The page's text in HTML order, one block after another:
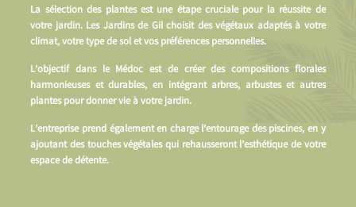
La sélection des plantes est une étape cruciale pour la réussite de
votre jardin. Les Jardins de Gil choisit des végétaux adaptés à votre
climat, votre type de sol et vos préférences personnelles.
L’objectif dans le Médoc est de créer des compositions florales
harmonieuses et durables, en intégrant arbres, arbustes et autres
plantes pour donner vie à votre jardin.
L’entreprise prend également en charge l’entourage des piscines, en y
ajoutant des touches végétales qui rehausseront l’esthétique de votre
espace de détente.